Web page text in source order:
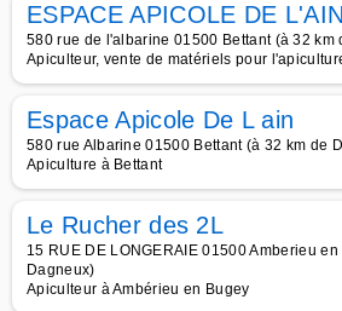
ESPACE APICOLE DE L'AIN
580 rue de l'albarine 01500 Bettant (à 32 km
Apiculteur, vente de matériels pour
Espace Apicole De L ain
580 rue Albarine 01500 Bettant (à 32 km de
Apiculture à Bettant
Le Rucher des 2L
15 RUE DE LONGERAIE 01500 Amberieu
Dagneux)
Apiculteur à Ambérieu en Bugey